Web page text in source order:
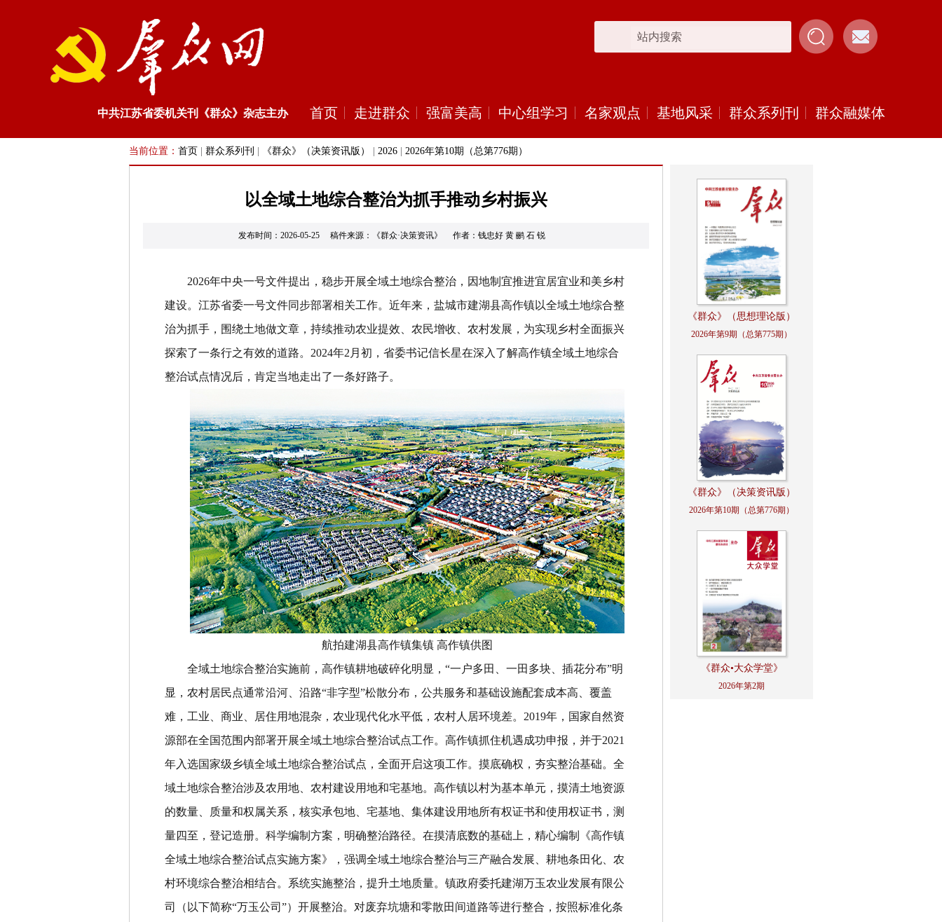
中共江苏省委机关刊《群众》杂志主办 首页 走进群众 强富美高 中心组学习 名家观点 基地风采 群众系列刊 群众融媒体
当前位置： 首页 群众系列刊 《群众》（决策资讯版） 2026 2026年第10期（总第776期）
以全域土地综合整治为抓手推动乡村振兴
发布时间：2026-05-25 稿件来源：《群众·决策资讯》 作者：钱忠好 黄 鹂 石 锐
2026年中央一号文件提出，稳步开展全域土地综合整治，因地制宜推进宜居宜业和美乡村
建设。江苏省委一号文件同步部署相关工作。近年来，盐城市建湖县高作镇以全域土地综合整
治为抓手，围绕土地做文章，持续推动农业提效、农民增收、农村发展，为实现乡村全面振兴
探索了一条行之有效的道路。 2024年2 月初，省委书记信长星在深入了解高作镇全域土地综合
整治试点情况后，肯定当地走出了一条好路子。
航拍建湖县高作镇集镇 高作镇供图
全域土地综合整治实施前，高作镇耕地破碎化明显， “一户多田、一田多块、插花分布”明
显，农村居民点通常沿河、沿路“非字型”松散分布，公共服务和基础设施配套成本高、覆盖
难，工业、商业、居住用地混杂，农业现代化水平低，农村人居环境差。 2019年，国家自然资
源部在全国范围内部署开展全域土地综合整治试点工作。高作镇抓住机遇成功申报，并于2021
年入选国家级乡镇全域土地综合整治试点，全面开启这项工作。 摸底确权 ， 夯实整治基础。 全
域土地综合整治涉及农用地、农村建设用地和宅基地。高作镇以村为基本单元，摸清土地资源
的数量、质量和权属关系，核实承包地、宅基地、集体建设用地所有权证书和使用权证书，测
量四至，登记造册。 科学编制方案 ， 明确整治路径。 在摸清底数的基础上，精心编制《高作镇
全域土地综合整治试点实施方案》，强调全域土地综合整治与三产融合发展、耕地条田化、农
村环境综合整治相结合。 系统实施整治 ， 提升土地质量。 镇政府委托建湖万玉农业发展有限公
司（以下简称“万玉公司 ”）开展整治。对废弃坑塘和零散田间道路等进行整合，按照标准化条
《群众》（思想理论版）
2026年第9期（总第775期）
《群众》（决策资讯版）
2026年第10期（总第776期）
《群众•大众学堂》
2026年第2期